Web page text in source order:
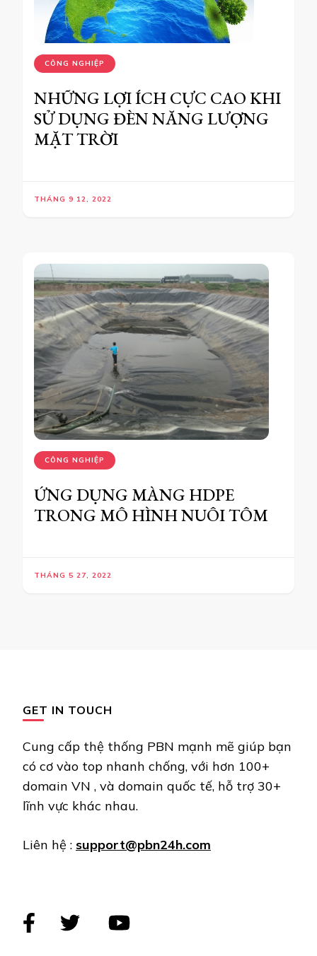
CÔNG NGHIỆP
NHỮNG LỢI ÍCH CỰC CAO KHI
SỬ DỤNG ĐÈN NĂNG LƯỢNG
MẶT TRỜI
THÁNG 9 12, 2022
CÔNG NGHIỆP
ỨNG DỤNG MÀNG HDPE
TRONG MÔ HÌNH NUÔI TÔM
THÁNG 5 27, 2022
GET IN TOUCH
Cung cấp thệ thống PBN mạnh mẽ giúp bạn
có cơ vào top nhanh chống, với hơn 100+
domain VN , và domain quốc tế, hỗ trợ 30+
lĩnh vực khác nhau.
Liên hệ : support@pbn24h.com